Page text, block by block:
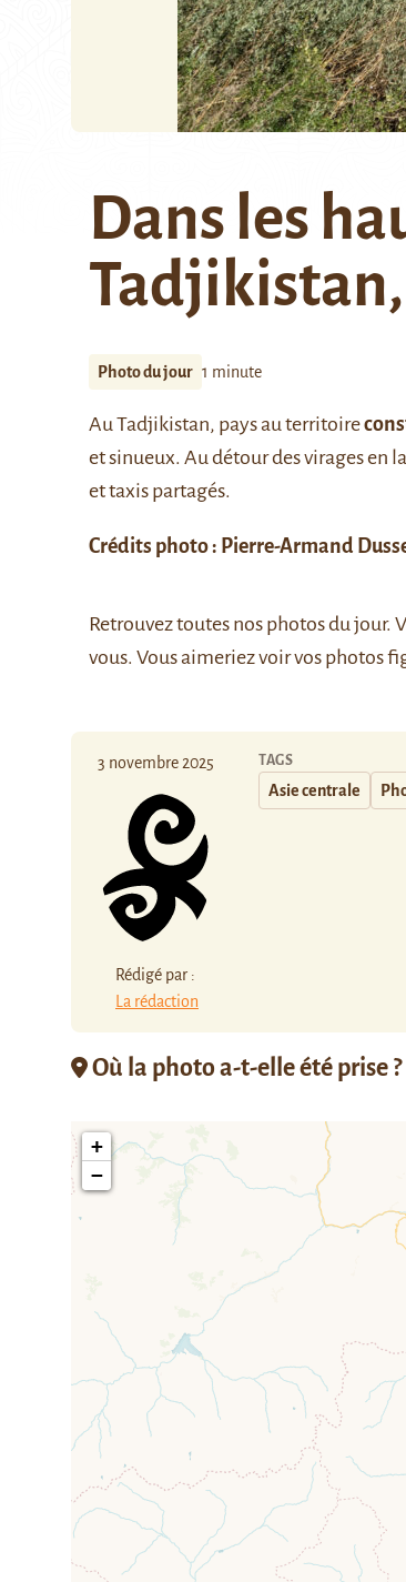
Dans les
Photo du jour 1 minute
Au Tadjikistan, pays au territoire
et sinueux. Au détour des virages en
et taxis partagés.
Crédits photo : Pierre-Armand
Retrouveztoutes nos photos du jour.
vous. Vous aimeriez voir vos photos
3 novembre 2025
Rédigé par :
La rédaction
TAGS
Asie centrale
Où la photo a-t-elle été prise ?
If you see this
+
−